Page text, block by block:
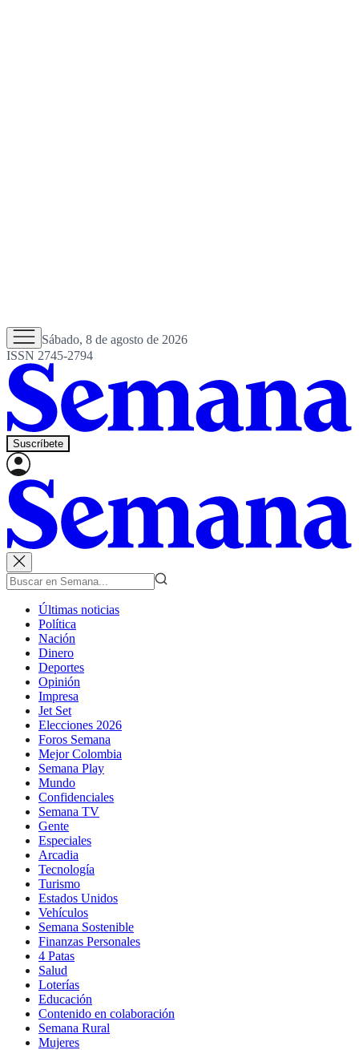
Sábado, 8 de agosto de 2026
ISSN 2745-2794
Suscríbete
Últimas noticias
Política
Nación
Dinero
Deportes
Opinión
Impresa
Jet Set
Elecciones 2026
Foros Semana
Mejor Colombia
Semana Play
Mundo
Confidenciales
Semana TV
Gente
Especiales
Arcadia
Tecnología
Turismo
Estados Unidos
Vehículos
Semana Sostenible
Finanzas Personales
4 Patas
Salud
Loterías
Educación
Contenido en colaboración
Semana Rural
Mujeres